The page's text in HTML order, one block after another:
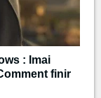
: Imai
finir